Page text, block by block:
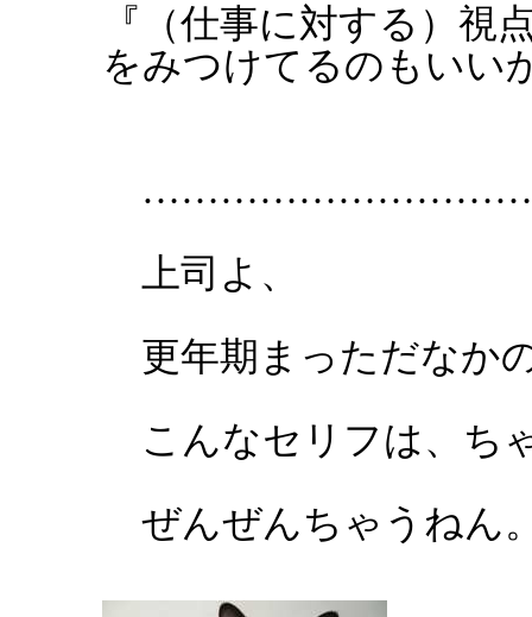
『（仕事に対する）
をみつけてるのもいい
上司よ、
更年期まっただなか
こんなセリフは、ち
ぜんぜんちゃうねん